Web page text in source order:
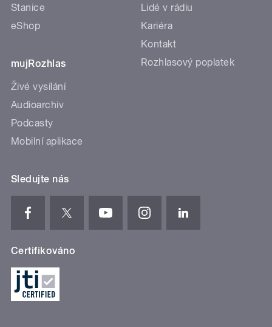
Stanice
eShop
mujRozhlas
Živé vysílání
Audioarchiv
Podcasty
Mobilní aplikace
Lidé v rádiu
Kariéra
Kontakt
Rozhlasový poplatek
Sledujte nás
Certifikováno